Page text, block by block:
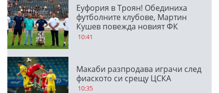
Еуфория в Троян! Обединиха
футболните клубове, Мартин
Кушев повежда новият ФК
Чавдар
10:41
Макаби разпродава играчи след
фиаското си срещу ЦСКА
10:35